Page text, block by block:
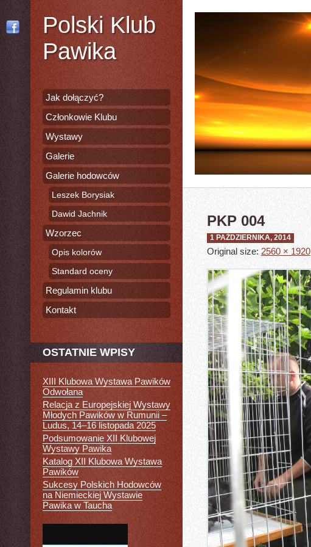
PKP 004
1 PAŹDZIERNIKA, 2014
Original size: 2560 × 1920
Polski Klub
Pawika
Jak dołączyć?
Członkowie Klubu
Wystawy
Galerie
Galerie hodowców
Leszek Borysiak
Dawid Jachnik
Wzorzec
Opis kolorów
Standard oceny
Regulamin klubu
Kontakt
OSTATNIE WPISY
XIII Klubowa Wystawa Pawików
Odwołana
Relacja z Europejskiej Wystawy
Młodych Pawików w Rumunii –
Ludus, 14–16 listopada 2025
Podsumowanie XII Klubowej
Wystawy Pawika
Katalog XII Klubowa Wystawa
Pawików
Sukcesy Polskich Hodowców
na Niemieckiej Wystawie
Pawika w Taucha